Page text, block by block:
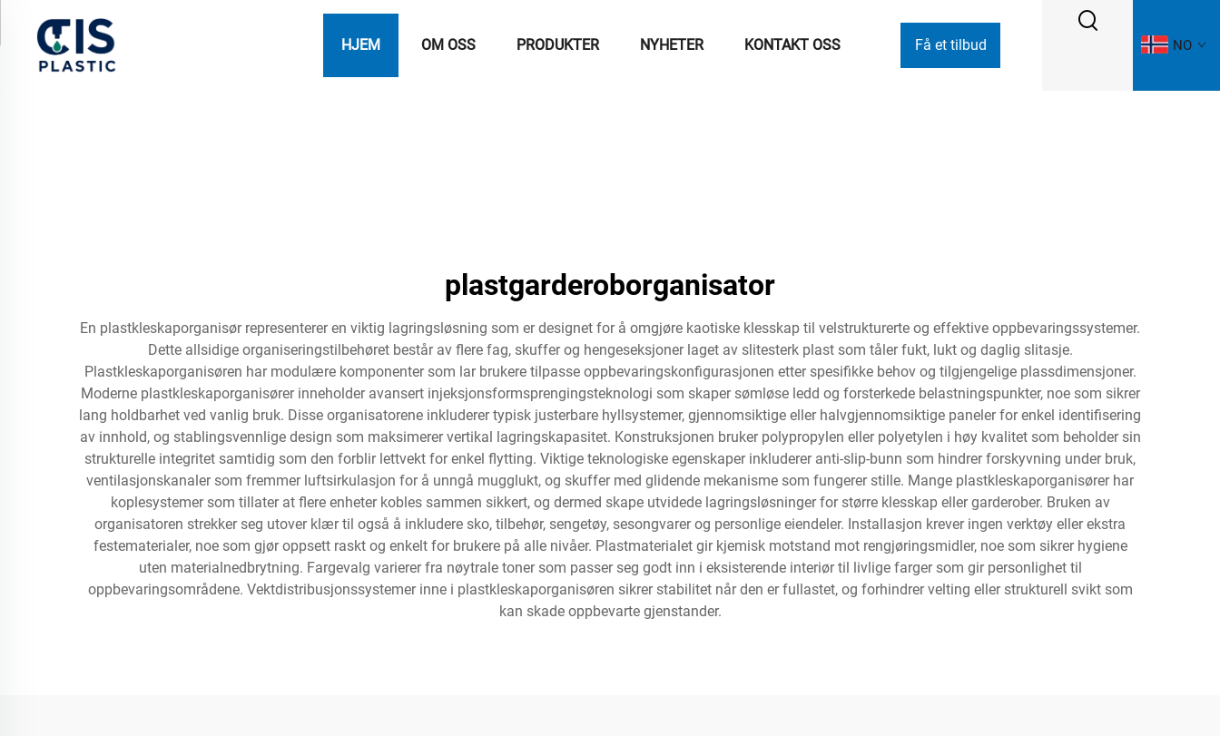
HJEM OM OSS PRODUKTER NYHETER KONTAKT OSS Få et tilbud NO
plastgarderoborganisator
En plastkleskaporganisør representerer en viktig lagringsløsning som er designet for å omgjøre kaotiske klesskap til velstrukturerte og effektive oppbevaringssystemer.
Dette allsidige organiseringstilbehøret består av flere fag, skuffer og hengeseksjoner laget av slitesterk plast som tåler fukt, lukt og daglig slitasje.
Plastkleskaporganisøren har modulære komponenter som lar brukere tilpasse oppbevaringskonfigurasjonen etter spesifikke behov og tilgjengelige plassdimensjoner.
Moderne plastkleskaporganisører inneholder avansert injeksjonsformsprengingsteknologi som skaper sømløse ledd og forsterkede belastningspunkter, noe som sikrer
lang holdbarhet ved vanlig bruk. Disse organisatorene inkluderer typisk justerbare hyllsystemer, gjennomsiktige eller halvgjennomsiktige paneler for enkel identifisering
av innhold, og stablingsvennlige design som maksimerer vertikal lagringskapasitet. Konstruksjonen bruker polypropylen eller polyetylen i høy kvalitet som beholder sin
strukturelle integritet samtidig som den forblir lettvekt for enkel flytting. Viktige teknologiske egenskaper inkluderer anti-slip-bunn som hindrer forskyvning under bruk,
ventilasjonskanaler som fremmer luftsirkulasjon for å unngå mugglukt, og skuffer med glidende mekanisme som fungerer stille. Mange plastkleskaporganisører har
koplesystemer som tillater at flere enheter kobles sammen sikkert, og dermed skape utvidede lagringsløsninger for større klesskap eller garderober. Bruken av
organisatoren strekker seg utover klær til også å inkludere sko, tilbehør, sengetøy, sesongvarer og personlige eiendeler. Installasjon krever ingen verktøy eller ekstra
festematerialer, noe som gjør oppsett raskt og enkelt for brukere på alle nivåer. Plastmaterialet gir kjemisk motstand mot rengjøringsmidler, noe som sikrer hygiene
uten materialnedbrytning. Fargevalg varierer fra nøytrale toner som passer seg godt inn i eksisterende interiør til livlige farger som gir personlighet til
oppbevaringsområdene. Vektdistribusjonssystemer inne i plastkleskaporganisøren sikrer stabilitet når den er fullastet, og forhindrer velting eller strukturell svikt som
kan skade oppbevarte gjenstander.